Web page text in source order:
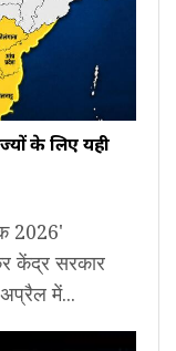
के लिए यही
2026'
सरकार
में...